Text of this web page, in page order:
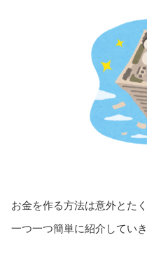
お金を作る方法は意外とた
一つ一つ簡単に紹介していき